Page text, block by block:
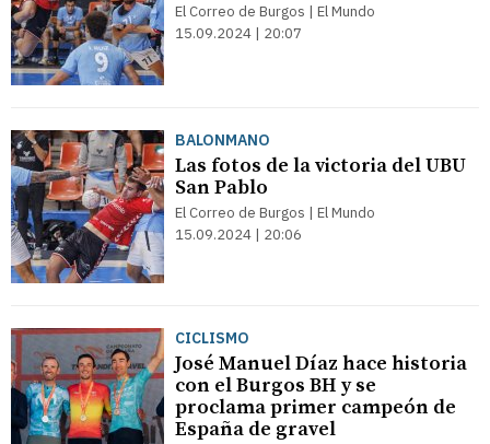
El Correo de Burgos | El Mundo
15.09.2024 | 20:07
BALONMANO
Las fotos de la victoria del UBU
San Pablo
El Correo de Burgos | El Mundo
15.09.2024 | 20:06
CICLISMO
José Manuel Díaz hace historia
con el Burgos BH y se
proclama primer campeón de
España de gravel